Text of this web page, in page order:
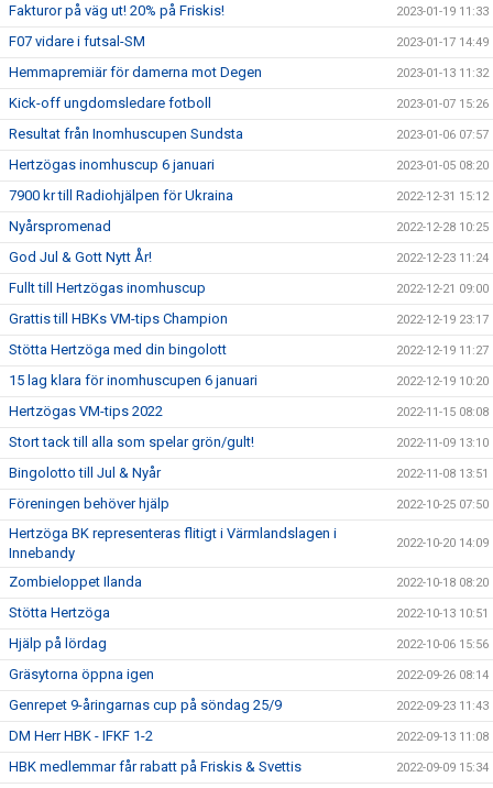
Fakturor på väg ut! 20% på Friskis! 2023-01-19 11:33
F07 vidare i futsal-SM 2023-01-17 14:49
Hemmapremiär för damerna mot Degen 2023-01-13 11:32
Kick-off ungdomsledare fotboll 2023-01-07 15:26
Resultat från Inomhuscupen Sundsta 2023-01-06 07:57
Hertzögas inomhuscup 6 januari 2023-01-05 08:20
7900 kr till Radiohjälpen för Ukraina 2022-12-31 15:12
Nyårspromenad 2022-12-28 10:25
God Jul & Gott Nytt År! 2022-12-23 11:24
Fullt till Hertzögas inomhuscup 2022-12-21 09:00
Grattis till HBKs VM-tips Champion 2022-12-19 23:17
Stötta Hertzöga med din bingolott 2022-12-19 11:27
15 lag klara för inomhuscupen 6 januari 2022-12-19 10:20
Hertzögas VM-tips 2022 2022-11-15 08:08
Stort tack till alla som spelar grön/gult! 2022-11-09 13:10
Bingolotto till Jul & Nyår 2022-11-08 13:51
Föreningen behöver hjälp 2022-10-25 07:50
Hertzöga BK representeras flitigt i Värmlandslagen i
Innebandy
2022-10-20 14:09
Zombieloppet Ilanda 2022-10-18 08:20
Stötta Hertzöga 2022-10-13 10:51
Hjälp på lördag 2022-10-06 15:56
Gräsytorna öppna igen 2022-09-26 08:14
Genrepet 9-åringarnas cup på söndag 25/9 2022-09-23 11:43
DM Herr HBK - IFKF 1-2 2022-09-13 11:08
HBK medlemmar får rabatt på Friskis & Svettis 2022-09-09 15:34